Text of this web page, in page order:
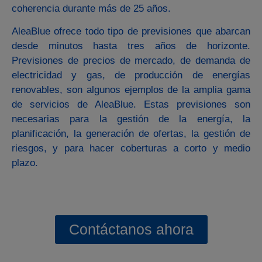
coherencia durante más de 25 años.
AleaBlue ofrece todo tipo de previsiones que abarcan
desde minutos hasta tres años de horizonte.
Previsiones de precios de mercado, de demanda de
electricidad y gas, de producción de energías
renovables, son algunos ejemplos de la amplia gama
de servicios de AleaBlue. Estas previsiones son
necesarias para la gestión de la energía, la
planificación, la generación de ofertas, la gestión de
riesgos, y para hacer coberturas a corto y medio
plazo.
Contáctanos ahora